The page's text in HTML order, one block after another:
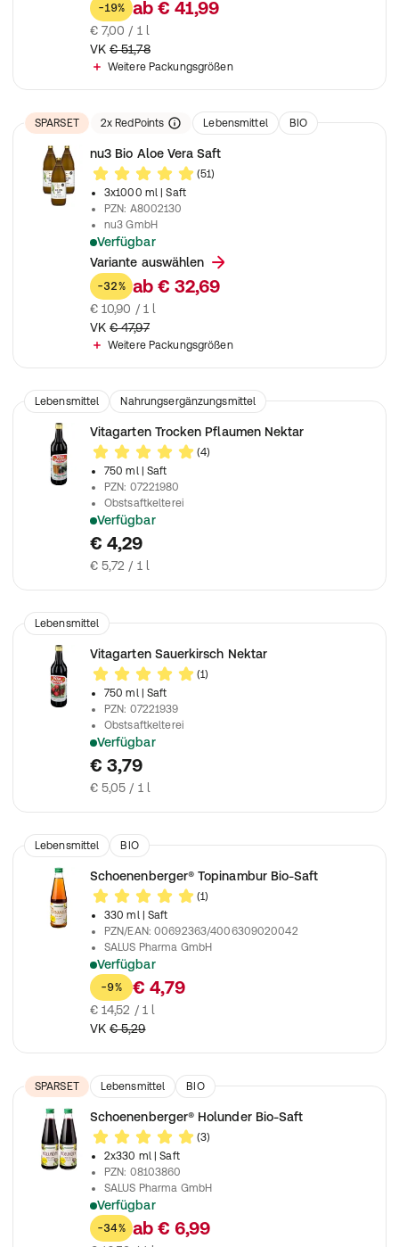
-19% ab € 41,99
€ 7,00 / 1 l
VK € 51,78
Weitere Packungsgrößen
SPARSET 2x RedPoints Lebensmittel
BIO
Nahrungsergänzungsmittel
nu3 Bio Aloe Vera Saft
(51)
3x1000 ml
| Saft
PZN: A8002130
nu3 GmbH
Verfügbar
nu3 Aloe Vera Saft aus schonend verarbeiteten Aloe vera
Variante auswählen
-32% ab € 32,69
€ 10,90 / 1 l
VK € 47,97
Weitere Packungsgrößen
Lebensmittel Nahrungsergänzungsmittel
Vitagarten Trocken Pflaumen Nektar
(4)
750 ml
| Saft
PZN: 07221980
Obstsaftkelterei
Verfügbar
Mit dem Saft von Pflaumen
€ 4,29
€ 5,72 / 1 l
Lebensmittel
Vitagarten Sauerkirsch Nektar
(1)
750 ml
| Saft
PZN: 07221939
Obstsaftkelterei
Verfügbar
Aus reinem Sauerkrautsaft
€ 3,79
€ 5,05 / 1 l
Lebensmittel BIO
Schoenenberger® Topinambur Bio-Saft
(1)
330 ml
| Saft
PZN/EAN:00692363/4006309020042
SALUS Pharma GmbH
Verfügbar
Saft aus frischen Topinamburwurzeln mit Inulin
-9% € 4,79
€ 14,52 / 1 l
VK € 5,29
SPARSET Lebensmittel BIO
Schoenenberger® Holunder Bio-Saft
(3)
2x330 ml
| Saft
PZN: 08103860
SALUS Pharma GmbH
Verfügbar
Reiner Saft aus frischen Beeren
-34% ab € 6,99